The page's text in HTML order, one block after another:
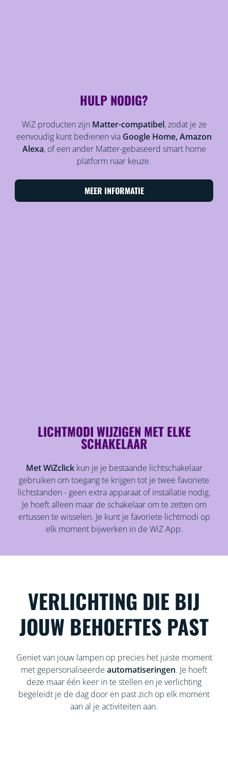
HULP NODIG?
WiZ producten zijn Matter-compatibel, zodat je ze
eenvoudig kunt bedienen via Google Home, Amazon
Alexa, of een ander Matter-gebaseerd smart home
platform naar keuze.
MEER INFORMATIE
LICHTMODI WIJZIGEN MET ELKE
SCHAKELAAR
Met WiZclickkun je je bestaande lichtschakelaar
gebruiken om toegang te krijgen tot je twee favoriete
lichtstanden - geen extra apparaat of installatie nodig.
Je hoeft alleen maar de schakelaar om te zetten om
ertussen te wisselen. Je kunt je favoriete lichtmodi op
elk moment bijwerken in de WiZ App.
VERLICHTING DIE BIJ
JOUW BEHOEFTES PAST
Geniet van jouw lampen op precies het juiste moment
met gepersonaliseerde automatiseringen. Je hoeft
deze maar één keer in te stellen en je verlichting
begeleidt je de dag door en past zich op elk moment
aan al je activiteiten aan.